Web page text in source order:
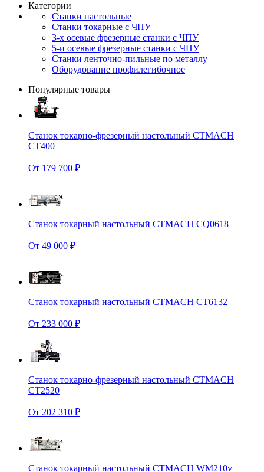
Категории
Станки настольные
Станки токарные с ЧПУ
3-х осевые фрезерные станки с ЧПУ
5-и осевые фрезерные станки с ЧПУ
Станки ленточно-пильные по металлу
Оборудование профилегибочное
Популярные товары
Станок токарно-фрезерный настольный CTMACH
CT400
От 179 700 ₽
Станок токарный настольный CTMACH CQ0618
От 49 000 ₽
Станок токарный настольный CTMACH CT6132
От 233 000 ₽
Станок токарно-фрезерный настольный CTMACH
CT2520
От 202 310 ₽
Станок токарный настольный CTMACH WM210v